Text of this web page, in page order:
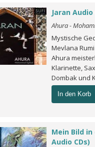
Jaran Audio
Ahura -
Mystische
Mevlana
Ahura
Klarinette,
Dombak und
In den Korb
Mein Bild
Audio CDs)